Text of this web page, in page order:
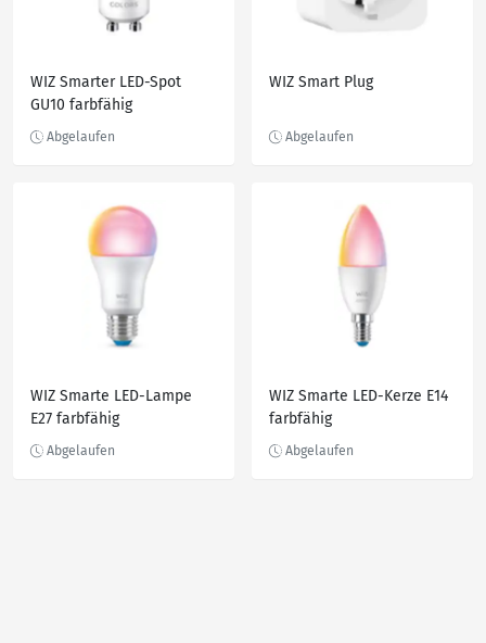
WIZ Smarter LED-Spot
GU10 farbfähig
WIZ Smart Plug
WIZ Smarte LED-Lampe
E27 farbfähig
WIZ Smarte LED-Kerze E14
farbfähig